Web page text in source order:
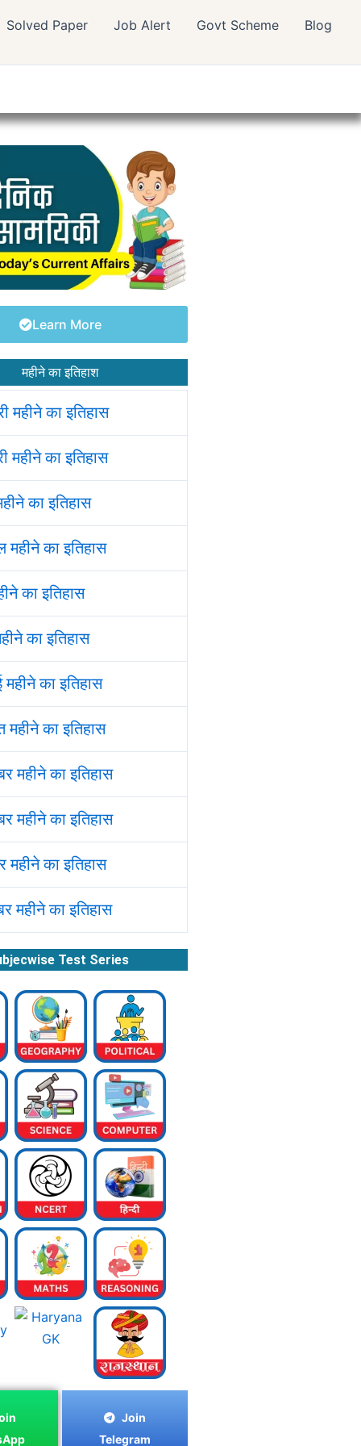
Solved Paper Job Alert Govt Scheme Blog
Learn More
महीने का इतिहाश
महीने का इतिहास
महीने का इतिहास
का इतिहास
महीने का इतिहास
का इतिहास
का इतिहास
का इतिहास
महीने का इतिहास
महीने का इतिहास
महीने का इतिहास
महीने का इतिहास
महीने का इतिहास
Test Series
Join
Telegram